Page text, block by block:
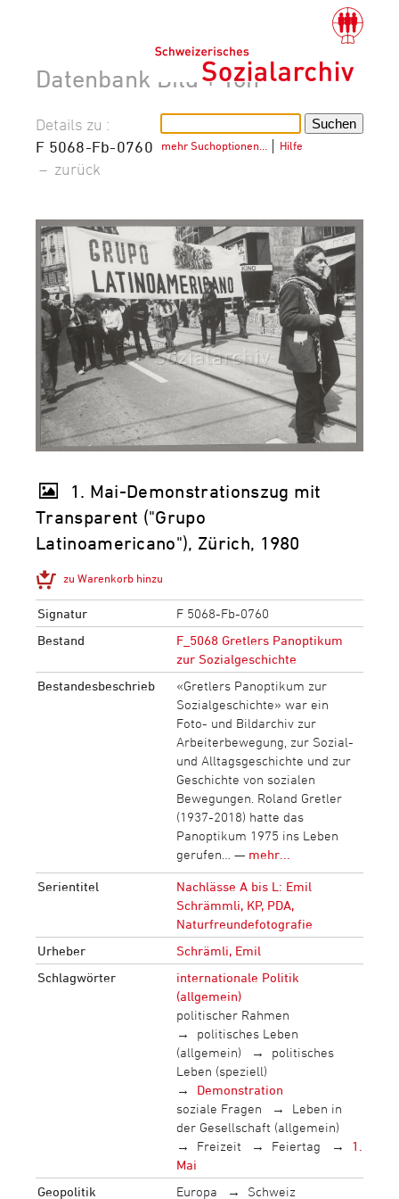
Datenbank Bild + Ton
mehr Suchoptionen… Hilfe
Details zu :
F 5068-Fb-0760
– zurück
1. Mai-Demonstrationszug mit
Transparent ("Grupo
Latinoamericano"), Zürich, 1980
zu Warenkorb hinzu
Signatur
F 5068-Fb-0760
Bestand
F_5068 Gretlers Panoptikum
zur Sozialgeschichte
Bestandesbeschrieb
«Gretlers Panoptikum zur
Sozialgeschichte» war ein
Foto- und Bildarchiv zur
Arbeiterbewegung, zur Sozial-
und Alltagsgeschichte und zur
Geschichte von sozialen
Bewegungen. Roland Gretler
(1937-2018) hatte das
Panoptikum 1975 ins Leben
gerufen… — mehr...
Serientitel
Nachlässe A bis L: Emil
Schrämmli, KP, PDA,
Naturfreundefotografie
Urheber
Schrämli, Emil
Schlagwörter
internationale Politik
(allgemein)
politischer Rahmen
politisches Leben
(allgemein)
politisches
Leben (speziell)
Demonstration
soziale Fragen
Leben in
der Gesellschaft (allgemein)
Freizeit
Feiertag
1.
Mai
Geopolitik
Europa Schweiz